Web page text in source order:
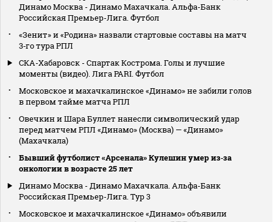
Динамо Москва - Динамо Махачкала. Альфа-Банк
Российская Премьер-Лига. Футбол
«Зенит» и «Родина» назвали стартовые составы на матч
3‑го тура РПЛ
СКА-Хабаровск - Спартак Кострома. Голы и лучшие
моменты (видео). Лига PARI. Футбол
Московское и махачкалинское «Динамо» не забили голов
в первом тайме матча РПЛ
Овечкин и Шара Буллет нанесли символический удар
перед матчем РПЛ «Динамо» (Москва) — «Динамо»
(Махачкала)
Бывший футболист «Арсенала» Кулешин умер из‑за
онкологии в возрасте 25 лет
Динамо Москва - Динамо Махачкала. Альфа-Банк
Российская Премьер-Лига. Тур 3
Московское и махачкалинское «Динамо» объявили